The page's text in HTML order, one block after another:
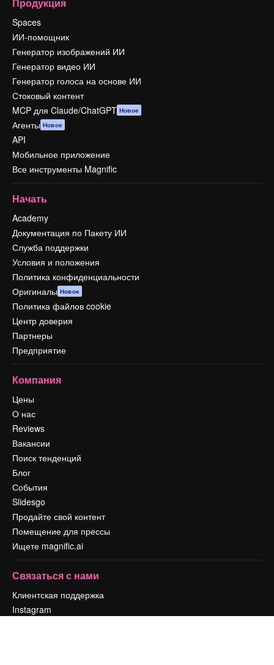
Spaces
ИИ-помощник
Генератор изображений ИИ
Генератор видео ИИ
Генератор голоса на основе ИИ
Стоковый контент
MCP для Claude/ChatGPT Новое
Агенты Новое
API
Мобильное приложение
Все инструменты Magnific
Начать
Academy
Документация по Пакету ИИ
Служба поддержки
Условия и положения
Политика конфиденциальности
Оригиналы Новое
Политика файлов cookie
Центр доверия
Партнеры
Предприятие
Компания
Цены
О нас
Reviews
Вакансии
Поиск тенденций
Блог
События
Slidesgo
Продайте свой контент
Помещение для прессы
Ищете magnific.ai
Связаться с нами
Клиентская поддержка
Instagram